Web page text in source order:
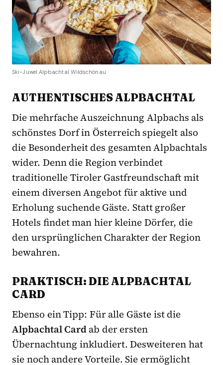
Ski-Juwel Alpbachtal Wildschönau
AUTHENTISCHES ALPBACHTAL
Die mehrfache Auszeichnung Alpbachs als
schönstes Dorf in Österreich spiegelt also
die Besonderheit des gesamten Alpbachtals
wider. Denn die Region verbindet
traditionelle Tiroler Gastfreundschaft mit
einem diversen Angebot für aktive und
Erholung suchende Gäste. Statt großer
Hotels findet man hier kleine Dörfer, die
den ursprünglichen Charakter der Region
bewahren.
PRAKTISCH: DIE ALPBACHTAL
CARD
Ebenso ein Tipp: Für alle Gäste ist die
Alpbachtal Cardab der ersten
Übernachtung inkludiert. Desweiteren hat
sie noch andere Vorteile. Sie ermöglicht